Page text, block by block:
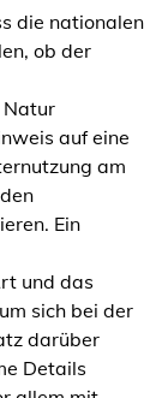
die nationalen
ob der
Natur
auf eine
am
Ein
und das
sich bei der
darüber
Details